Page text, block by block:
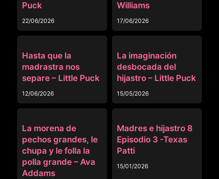
Puck
22/06/2026
Williams
17/06/2026
Hasta que la
madrastra nos
separe – Little Puck
12/06/2026
La imaginación
desbocada del
hijastro – Little Puck
15/05/2026
La morena de
pechos grandes, le
chupa y le folla la
polla grande – Ava
Addams
Madres e hijastro 8
Episodio 3 -Texas
Patti
15/01/2026